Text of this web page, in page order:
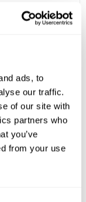
ads, to
our traffic.
of our site with
partners who
you’ve
from your use